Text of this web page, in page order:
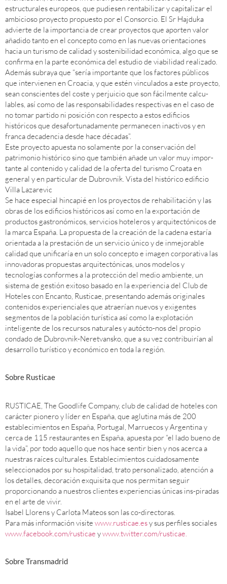
estructurales europeos, que pudiesen rentabilizar y capitalizar el
ambicioso proyecto propuesto por el Consorcio. El Sr Hajduka
advierte de la importancia de crear proyectos que aporten valor
añadido tanto en el concepto como en las nuevas orientaciones
hacia un turismo de calidad y sostenibilidad económica, algo que se
confirma en la parte económica del estudio de viabilidad realizado.
Además subraya que “sería importante que los factores públicos
que intervienen en Croacia, y que estén vinculados a este proyecto,
sean conscientes del coste y perjuicio que son fácilmente calcu-
lables, así como de las responsabilidades respectivas en el caso de
no tomar partido ni posición con respecto a estos edificios
históricos que desafortunadamente permanecen inactivos y en
franca decadencia desde hace décadas”.
Este proyecto apuesta no solamente por la conservación del
patrimonio histórico sino que también añade un valor muy impor-
tante al contenido y calidad de la oferta del turismo Croata en
general y en particular de Dubrovnik. Vista del histórico edificio
Villa Lazarevic
Se hace especial hincapié en los proyectos de rehabilitación y las
obras de los edificios históricos así como en la exportación de
productos gastronómicos, servicios hoteleros y arquitectónicos de
la marca España. La propuesta de la creación de la cadena estaría
orientada a la prestación de un servicio único y de inmejorable
calidad que unificaría en un solo concepto e imagen corporativa las
innovadoras propuestas arquitectónicas, unos modelos y
tecnologías conformes a la protección del medio ambiente, un
sistema de gestión exitoso basado en la experiencia del Club de
Hoteles con Encanto, Rusticae, presentando además originales
contenidos experienciales que atraerían nuevos y exigentes
segmentos de la población turística así como la explotación
inteligente de los recursos naturales y autócto-nos del propio
condado de Dubrovnik-Neretvansko, que a su vez contribuirían al
desarrollo turístico y económico en toda la región.
Sobre Rusticae
RUSTICAE, The Goodlife Company, club de calidad de hoteles con
carácter pionero y líder en España, que aglutina más de 200
establecimientos en España, Portugal, Marruecos y Argentina y
cerca de 115 restaurantes en España, apuesta por “el lado bueno de
la vida”, por todo aquello que nos hace sentir bien y nos acerca a
nuestras raíces culturales. Establecimientos cuidadosamente
seleccionados por su hospitalidad, trato personalizado, atención a
los detalles, decoración exquisita que nos permitan seguir
proporcionando a nuestros clientes experiencias únicas ins-piradas
en el arte de vivir.
Isabel Llorens y Carlota Mateos son las co-directoras.
Para más información visite www.rusticae.esy sus perfiles sociales
www.facebook.com/rusticae ywww.twitter.com/rusticae.
Sobre Transmadrid